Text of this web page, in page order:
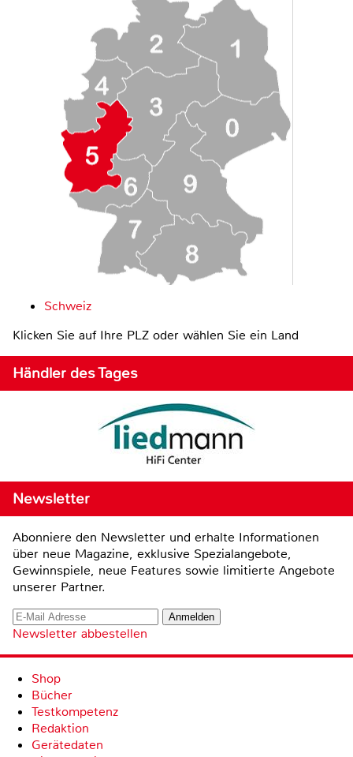
Schweiz
Klicken Sie auf Ihre PLZ oder wählen Sie ein Land
Händler des Tages
Newsletter
Abonniere den Newsletter und erhalte Informationen
über neue Magazine, exklusive Spezialangebote,
Gewinnspiele, neue Features sowie limitierte Angebote
unserer Partner.
Newsletter abbestellen
Shop
Bücher
Testkompetenz
Redaktion
Gerätedaten